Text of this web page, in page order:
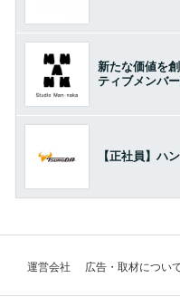
新たな価値を
ティブメンバ
【正社員】ハ
運営会社 広告・取材につい